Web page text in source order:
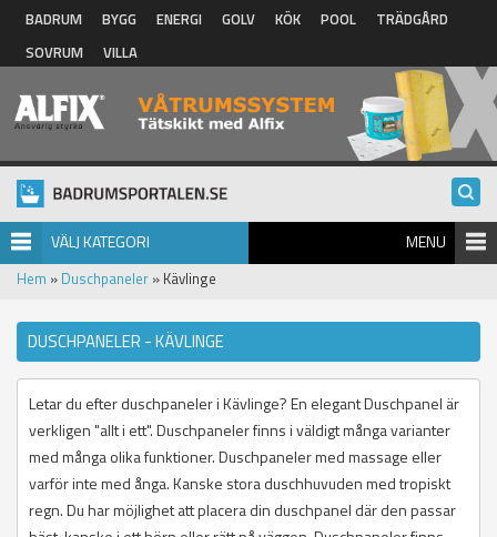
Hoppa till huvudinnehåll
BADRUM BYGG ENERGI GOLV KÖK POOL
TRÄDGÅRD
SOVRUM
VILLA
VÄLJ KATEGORI MENU
Hem » Duschpaneler » Kävlinge
DUSCHPANELER - KÄVLINGE
Letar du efter duschpaneler i Kävlinge? En elegant Duschpanel är
verkligen "allt i ett". Duschpaneler finns i väldigt många varianter
med många olika funktioner. Duschpaneler med massage eller
varför inte med ånga. Kanske stora duschhuvuden med tropiskt
regn. Du har möjlighet att placera din duschpanel där den passar